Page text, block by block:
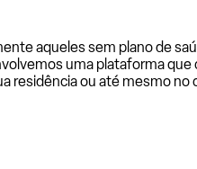
aqueles sem plano de
uma plataforma que
residência ou até mesmo no